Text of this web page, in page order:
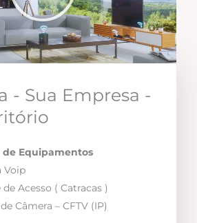
- Sua Empresa -
de Equipamentos
Voip
Acesso ( Catracas )
Câmera – CFTV (IP)